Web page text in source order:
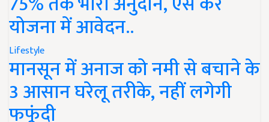
योजना में आवेदन..
Lifestyle
मानसून में अनाज को नमी से बचाने के
3 आसान घरेलू तरीके, नहीं लगेगी
फफूंदी